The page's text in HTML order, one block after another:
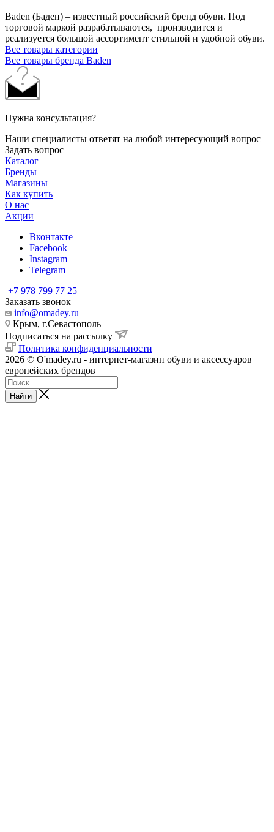
Baden (Баден) – известный российский бренд обуви. Под
торговой маркой разрабатываются, производится и
реализуется большой ассортимент стильной и удобной обуви.
Все товары категории
Все товары бренда Baden
Нужна консультация?
Наши специалисты ответят на любой интересующий вопрос
Задать вопрос
Каталог
Бренды
Магазины
Как купить
О нас
Акции
Вконтакте
Facebook
Instagram
Telegram
+7 978 799 77 25
Заказать звонок
info@omadey.ru
Крым, г.Севастополь
Подписаться на рассылку
Политика конфиденциальности
2026 © O'madey.ru - интернет-магазин обуви и аксессуаров
европейских брендов
Найти